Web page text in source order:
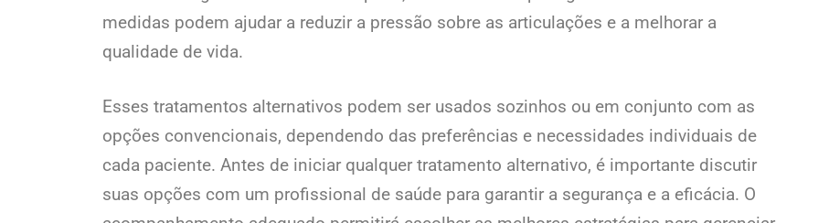
medidas podem ajudar a reduzir a pressão sobre as articulações e a melhorar a
qualidade de vida.
Esses tratamentos alternativos podem ser usados sozinhos ou em conjunto com as
opções convencionais, dependendo das preferências e necessidades individuais de
cada paciente. Antes de iniciar qualquer tratamento alternativo, é importante discutir
suas opções com um profissional de saúde para garantir a segurança e a eficácia. O